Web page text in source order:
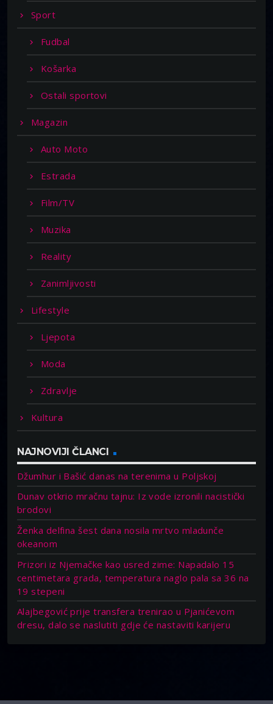
Sport
Fudbal
Košarka
Ostali sportovi
Magazin
Auto Moto
Estrada
Film/TV
Muzika
Reality
Zanimljivosti
Lifestyle
Ljepota
Moda
Zdravlje
Kultura
NAJNOVIJI ČLANCI
Džumhur i Bašić danas na terenima u Poljskoj
Dunav otkrio mračnu tajnu: Iz vode izronili nacistički
brodovi
Ženka delfina šest dana nosila mrtvo mladunče
okeanom
Prizori iz Njemačke kao usred zime: Napadalo 15
centimetara grada, temperatura naglo pala sa 36 na
19 stepeni
Alajbegović prije transfera trenirao u Pjanićevom
dresu, dalo se naslutiti gdje će nastaviti karijeru